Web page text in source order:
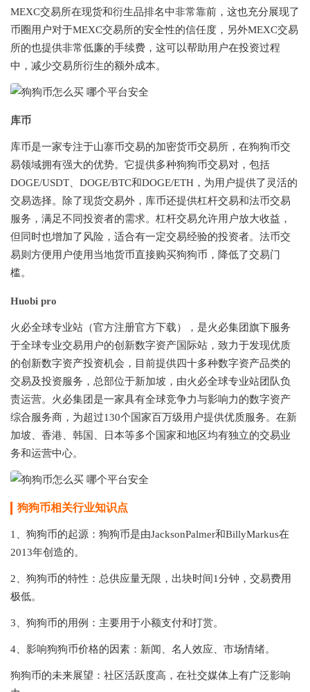
MEXC交易所在现货和衍生品排名中非常靠前，这也充分展现了
币圈用户对于MEXC交易所的安全性的信任度，另外MEXC交易
所的也提供非常低廉的手续费，这可以帮助用户在投资过程
中，减少交易所衍生的额外成本。
库币
库币是一家专注于山寨币交易的加密货币交易所，在狗狗币交
易领域拥有强大的优势。它提供多种狗狗币交易对，包括
DOGE/USDT、DOGE/BTC和DOGE/ETH，为用户提供了灵活的
交易选择。除了现货交易外，库币还提供杠杆交易和法币交易
服务，满足不同投资者的需求。杠杆交易允许用户放大收益，
但同时也增加了风险，适合有一定交易经验的投资者。法币交
易则方便用户使用当地货币直接购买狗狗币，降低了交易门
槛。
Huobi pro
火必全球专业站（官方注册官方下载），是火必集团旗下服务
于全球专业交易用户的创新数字资产国际站，致力于发现优质
的创新数字资产投资机会，目前提供四十多种数字资产品类的
交易及投资服务，总部位于新加坡，由火必全球专业站团队负
责运营。火必集团是一家具有全球竞争力与影响力的数字资产
综合服务商，为超过130个国家百万级用户提供优质服务。在新
加坡、香港、韩国、日本等多个国家和地区均有独立的交易业
务和运营中心。
狗狗币相关行业知识点
1、狗狗币的起源：狗狗币是由JacksonPalmer和BillyMarkus在
2013年创造的。
2、狗狗币的特性：总供应量无限，出块时间1分钟，交易费用
极低。
3、狗狗币的用例：主要用于小额支付和打赏。
4、影响狗狗币价格的因素：新闻、名人效应、市场情绪。
狗狗币的未来展望：社区活跃度高，在社交媒体上有广泛影响